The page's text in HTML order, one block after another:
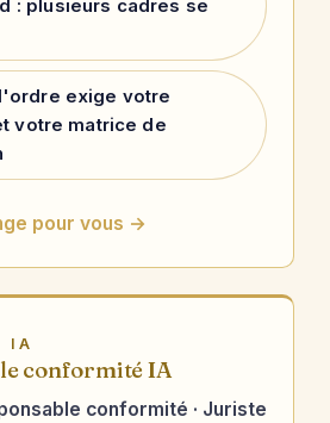
: plusieurs cadres se
exige votre
votre matrice de
pour vous →
IA
conformité IA
conformité · Juriste